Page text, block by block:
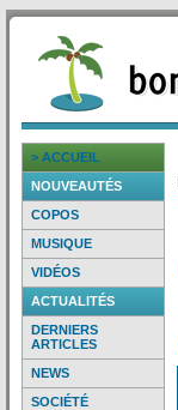
> ACCUEIL
NOUVEAUTÉS
COPOS
MUSIQUE
VIDÉOS
ACTUALITÉS
DERNIERS
ARTICLES
NEWS
SOCIÉTÉ